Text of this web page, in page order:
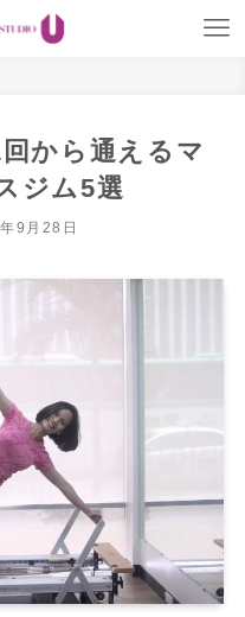
から通えるマ
ジム5選
9月28日